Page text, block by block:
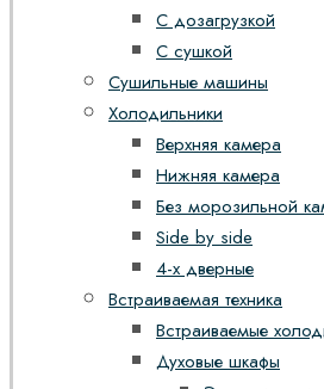
С дозагрузкой
С сушкой
Сушильные машины
Холодильники
Верхняя камера
Нижняя камера
Без морозильной
Side by side
4-х дверные
Встраиваемая техника
Встраиваемые
Духовые шкафы